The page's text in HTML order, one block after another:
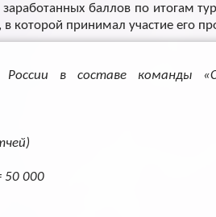
баллов по итогам
которой принимал участие его
России в составе команды
50 000